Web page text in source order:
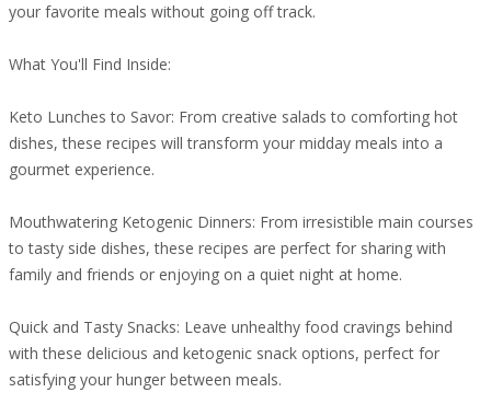
your favorite meals without going off track.
What You'll Find Inside:
Keto Lunches to Savor: From creative salads to comforting hot
dishes, these recipes will transform your midday meals into a
gourmet experience.
Mouthwatering Ketogenic Dinners: From irresistible main courses
to tasty side dishes, these recipes are perfect for sharing with
family and friends or enjoying on a quiet night at home.
Quick and Tasty Snacks: Leave unhealthy food cravings behind
with these delicious and ketogenic snack options, perfect for
satisfying your hunger between meals.